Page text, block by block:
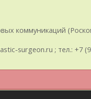
коммуникаций
surgeon.ru ; тел.: +7